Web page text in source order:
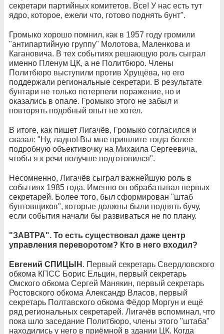
секретари партийных комитетов. Все! У нас есть тут
ядро, которое, ежели что, готово поднять бунт".
Громыко хорошо помнил, как в 1957 году громили
"антипартийную группу" Молотова, Маленкова и
Кагановича. В тех событиях решающую роль сыграл
именно Пленум ЦК, а не Политбюро. Члены
Политбюро выступили против Хрущёва, но его
поддержали региональные секретари. В результате
бунтари не только потерпели поражение, но и
оказались в опале. Громыко этого не забыл и
повторять подобный опыт не хотел.
В итоге, как пишет Лигачёв, Громыко согласился и
сказал: "Ну, ладно! Вы мне пришлите тогда более
подробную объективочку на Михаила Сергеевича,
чтобы я к речи получше подготовился".
Несомненно, Лигачёв сыграл важнейшую роль в
событиях 1985 года. Именно он обрабатывал первых
секретарей. Более того, был сформирован "штаб
бунтовщиков", которые должны были поднять бучу,
если события начали бы развиваться не по плану.
"ЗАВТРА". То есть существовал даже центр
управления переворотом? Кто в него входил?
Евгений СПИЦЫН . Первый секретарь Свердловского
обкома КПСС Борис Ельцин, первый секретарь
Омского обкома Сергей Манякин, первый секретарь
Ростовского обкома Александр Власов, первый
секретарь Полтавского обкома Фёдор Моргун и ещё
ряд региональных секретарей. Лигачёв вспоминал, что
пока шло заседание Политбюро, члены этого "штаба"
находились у него в приёмной в здании ЦК. Когда